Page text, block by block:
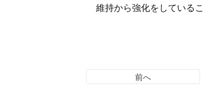
維持から強化をしている
前へ